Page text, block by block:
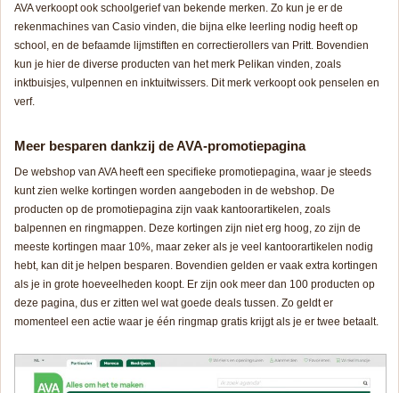
AVA verkoopt ook schoolgerief van bekende merken. Zo kun je er de
rekenmachines van Casio vinden, die bijna elke leerling nodig heeft op
school, en de befaamde lijmstiften en correctierollers van Pritt. Bovendien
kun je hier de diverse producten van het merk Pelikan vinden, zoals
inktbuisjes, vulpennen en inktuitwissers. Dit merk verkoopt ook penselen en
verf.
Meer besparen dankzij de AVA-promotiepagina
De webshop van AVA heeft een specifieke promotiepagina, waar je steeds
kunt zien welke kortingen worden aangeboden in de webshop. De
producten op de promotiepagina zijn vaak kantoorartikelen, zoals
balpennen en ringmappen. Deze kortingen zijn niet erg hoog, zo zijn de
meeste kortingen maar 10%, maar zeker als je veel kantoorartikelen nodig
hebt, kan dit je helpen besparen. Bovendien gelden er vaak extra kortingen
als je in grote hoeveelheden koopt. Er zijn ook meer dan 100 producten op
deze pagina, dus er zitten wel wat goede deals tussen. Zo geldt er
momenteel een actie waar je één ringmap gratis krijgt als je er twee betaalt.